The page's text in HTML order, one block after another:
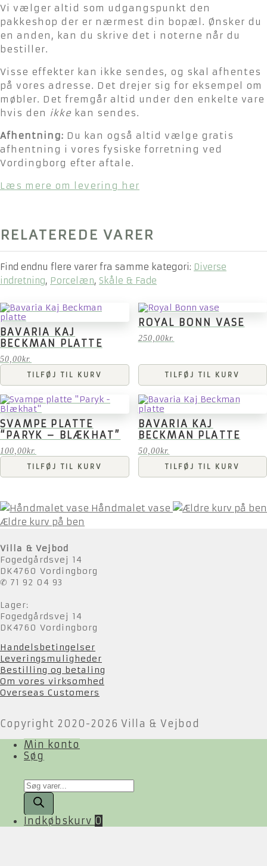
Vi vælger altid som udgangspunkt den
pakkeshop der er nærmest din bopæl. Ønsker du
en anden, kan du skrive det i noterne når du
bestiller.
Visse effekter kan ikke sendes, og skal afhentes
på vores adresse. Det drejer sig for eksempel om
møbler. Det fremgår altid under den enkelte vare
hvis den ikke kan sendes.
Afhentning: Du kan også altid vælge gratis
afhentning i vores fysiske forretning ved
Vordingborg efter aftale.
Læs mere om levering her
RELATEREDE VARER
Find endnu flere varer fra samme kategori: Diverse
indretning, Porcelæn, Skåle & Fade
BAVARIA KAJ
BECKMAN PLATTE
50,00kr.
TILFØJ TIL KURV
ROYAL BONN VASE
250,00kr.
TILFØJ TIL KURV
SVAMPE PLATTE
“PARYK – BLÆKHAT”
100,00kr.
TILFØJ TIL KURV
BAVARIA KAJ
BECKMAN PLATTE
50,00kr.
TILFØJ TIL KURV
Håndmalet vase
Ældre kurv på ben
Villa & Vejbod
Fogedgårdsvej 14
DK4760 Vordingborg
✆ 71 92 04 93
Lager:
Fogedgårdsvej 14
DK4760 Vordingborg
Handelsbetingelser
Leveringsmuligheder
Bestilling og betaling
Om vores virksomhed
Overseas Customers
Copyright 2020-2026 Villa & Vejbod
Min konto
Søg
Products
search
Indkøbskurv 0